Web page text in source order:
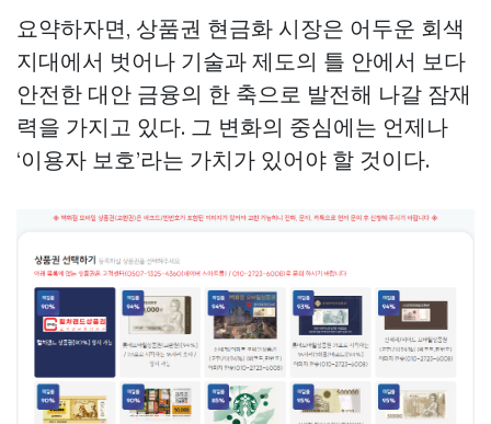
요약하자면, 상품권 현금화 시장은 어두운 회색
지대에서 벗어나 기술과 제도의 틀 안에서 보다
안전한 대안 금융의 한 축으로 발전해 나갈 잠재
력을 가지고 있다. 그 변화의 중심에는 언제나
‘이용자 보호’라는 가치가 있어야 할 것이다.